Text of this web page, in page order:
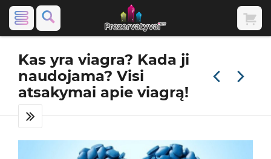
Kas yra viagra? Kada ji
naudojama? Visi
atsakymai apie viagrą!